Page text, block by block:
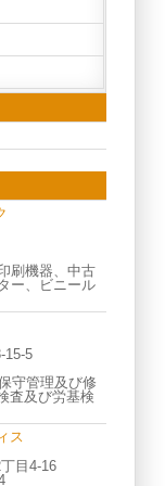
刷機器、中古
ー、ビニール
15-5
守管理及び修
査及び労基検
ス
目4-16